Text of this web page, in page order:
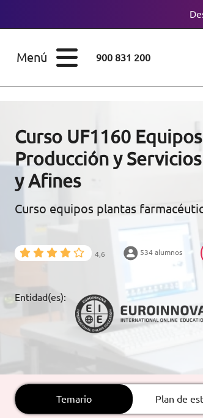
Menú 900 831 200
CONOCE EUROINNOVA
BECAS Y
FINANCIACIÓN
EDUCATIVOS
ARTÍCULOS
ORIENTACIÓN
CONTACTO
(+34)958 050 200(gratuito en
ESTUDIOS
Doctorados
Maestría
Certificados
Curso UF1160
Producción y
y Afines
Curso equipos plantas
4,6 534 alumnos
Entidad(es):
Temario Plan de